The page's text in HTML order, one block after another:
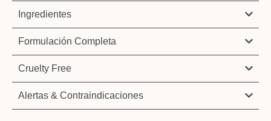
Ingredientes
Formulación Completa
Cruelty Free
Alertas & Contraindicaciones